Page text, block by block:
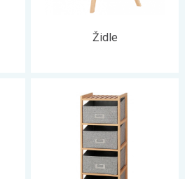
Židle